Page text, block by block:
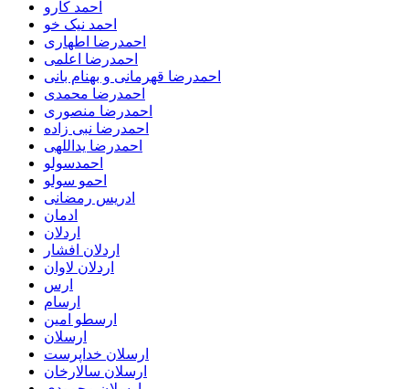
احمد کارو
احمد نیک خو
احمدرضا اطهاری
احمدرضا اعلمی
احمدرضا قهرمانی و بهنام بانی
احمدرضا محمدی
احمدرضا منصوری
احمدرضا نبی زاده
احمدرضا یداللهی
احمدسولو
احمو سولو
ادریس رمضانی
ادمان
اردلان
اردلان افشار
اردلان لاوان
ارس
ارسام
ارسطو امین
ارسلان
ارسلان خداپرست
ارسلان سالارخان